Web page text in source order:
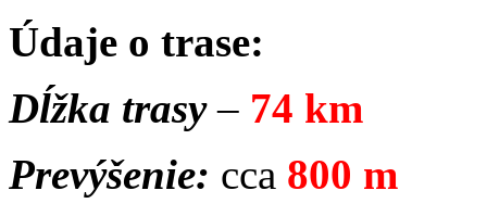
Údaje o trase:
Dĺžka trasy– 74 km
Prevýšenie: cca 800 m